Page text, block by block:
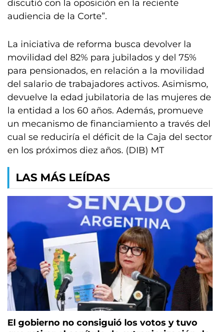
discutió con la oposición en la reciente
audiencia de la Corte”.
La iniciativa de reforma busca devolver la
movilidad del 82% para jubilados y del 75%
para pensionados, en relación a la movilidad
del salario de trabajadores activos. Asimismo,
devuelve la edad jubilatoria de las mujeres de
la entidad a los 60 años. Además, promueve
un mecanismo de financiamiento a través del
cual se reduciría el déficit de la Caja del sector
en los próximos diez años. (DIB) MT
LAS MÁS LEÍDAS
El gobierno no consiguió los votos y tuvo